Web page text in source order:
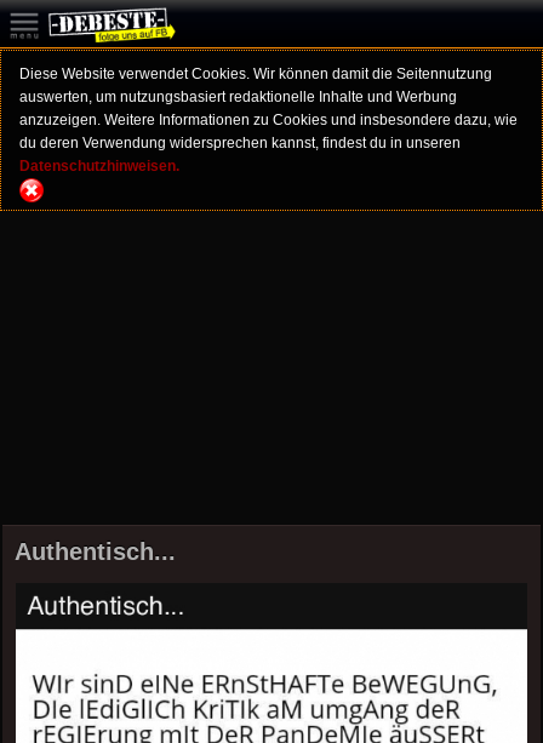
Diese Website verwendet Cookies. Wir können damit die Seitennutzung
auswerten, um nutzungsbasiert redaktionelle Inhalte und Werbung
anzuzeigen. Weitere Informationen zu Cookies und insbesondere dazu, wie
du deren Verwendung widersprechen kannst, findest du in unseren
Datenschutzhinweisen.
Authentisch...